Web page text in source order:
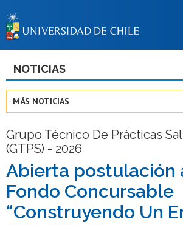
BIBLIOTECAS
Estudiantes
Académicas/os
Funcionarias/os
Egresadas/os
NOTICIAS
MÁS NOTICIAS
Grupo Técnico De Prácticas
(GTPS) - 2026
Abierta postulación
Fondo Concursable
“Construyendo Un